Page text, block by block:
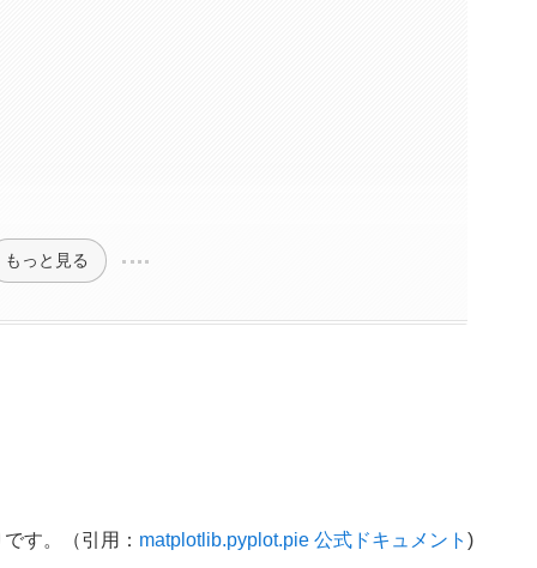
もっと見る
す。（引用： matplotlib.pyplot.pie 公式ドキュメント )